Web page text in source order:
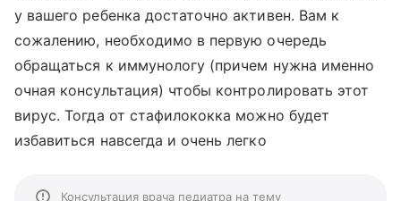
у вашего ребенка достаточно активен. Вам к
сожалению, необходимо в первую очередь
обращаться к иммунологу (причем нужна именно
очная консультация) чтобы контролировать этот
вирус. Тогда от стафилококка можно будет
избавиться навсегда и очень легко
Консультация врача педиатра на тему